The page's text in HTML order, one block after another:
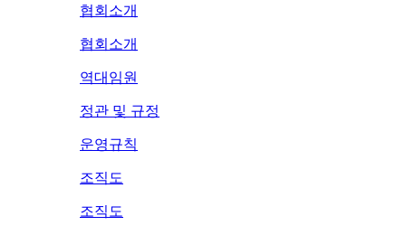
협회소개
협회소개
역대임원
정관 및 규정
운영규칙
조직도
조직도